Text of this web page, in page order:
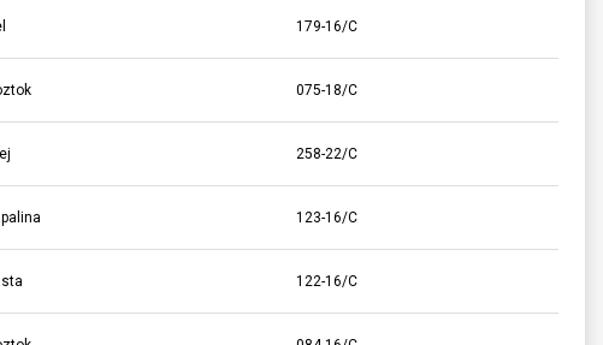
179-16/C
075-18/C
258-22/C
123-16/C
122-16/C